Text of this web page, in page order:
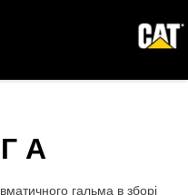
А
гальма в зборі